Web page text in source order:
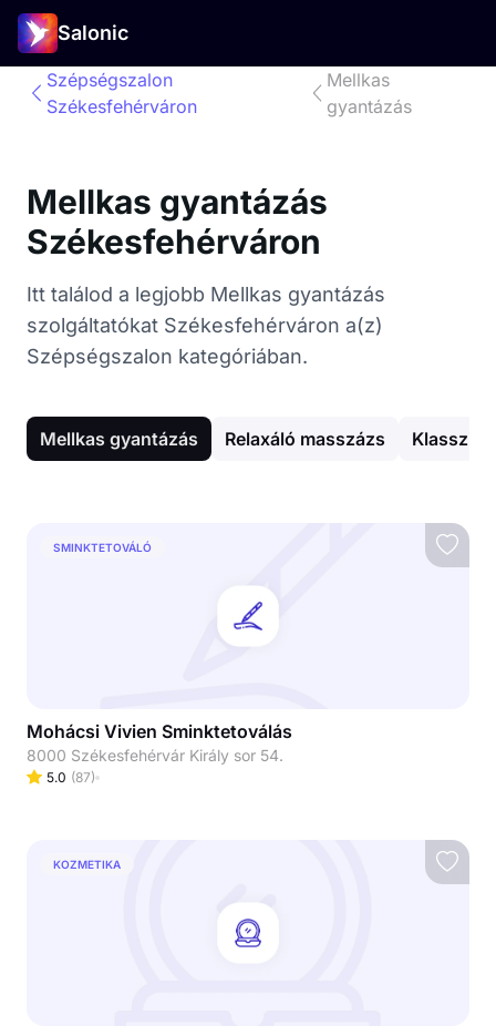
Salonic
Szépségszalon
Székesfehérváron
Mellkas
gyantázás
Mellkas gyantázás
Székesfehérváron
Itt találod a legjobb Mellkas gyantázás
szolgáltatókat Székesfehérváron a(z)
Szépségszalon kategóriában.
Mellkas gyantázás Relaxáló masszázs
SMINKTETOVÁLÓ
Mohácsi Vivien Sminktetoválás
8000 Székesfehérvár Király sor 54.
5.0 (87)
KOZMETIKA